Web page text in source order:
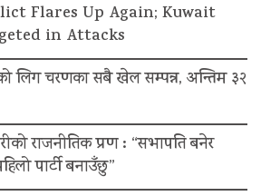
Flares Up Again; Kuwait
in Attacks
लिग चरणका सबै खेल सम्पन्न, अन्तिम ३२
राजनीतिक प्रण : “सभापति बनेर
पार्टी बनाउँछु”